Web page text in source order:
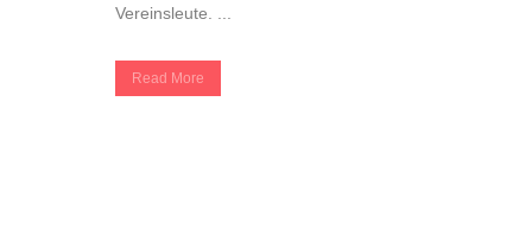
Vereinsleute. ...
Read More